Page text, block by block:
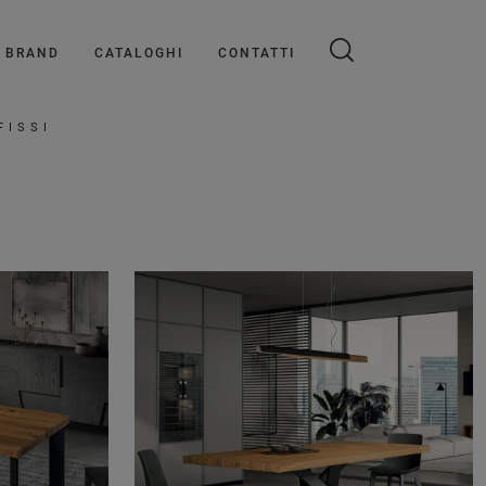
BRAND CATALOGHI CONTATTI